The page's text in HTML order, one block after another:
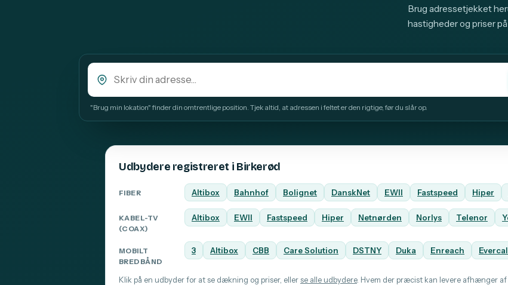
Brug adressetjekket
hastigheder og priser
"Brug min lokation" finder din omtrentlige position. Tjek altid, at adressen i feltet er den rigtige, før du slår op.
Udbydere registreret i Birkerød
FIBER Altibox Bahnhof Bolignet DanskNet EWII Fastspeed Hiper
KABEL-TV
(COAX)
Altibox EWII Fastspeed Hiper Netnørden Norlys Telenor
MOBILT
BREDBÅND
3 Altibox CBB Care Solution DSTNY Duka Enreach
Klik på en udbyder for at se dækning og priser, eller se alle udbydere. Hvem der præcist kan levere afhænger